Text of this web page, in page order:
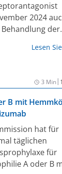
2024
der
(1, 2).
eingesetzt
medizinisch
wurde (1).
Linzagolix von
ohne
Lesen
3 Min|
B mit
hat für
täglichen
für
A oder B